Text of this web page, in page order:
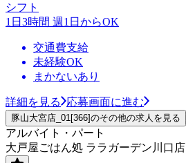
シフト
1日3時間 週1日からOK
交通費支給
未経験OK
まかないあり
詳細を見る 応募画面に進む
豚山大宮店_01[366]のその他の求人を見る
アルバイト・パート
大戸屋ごはん処 ララガーデン川口店